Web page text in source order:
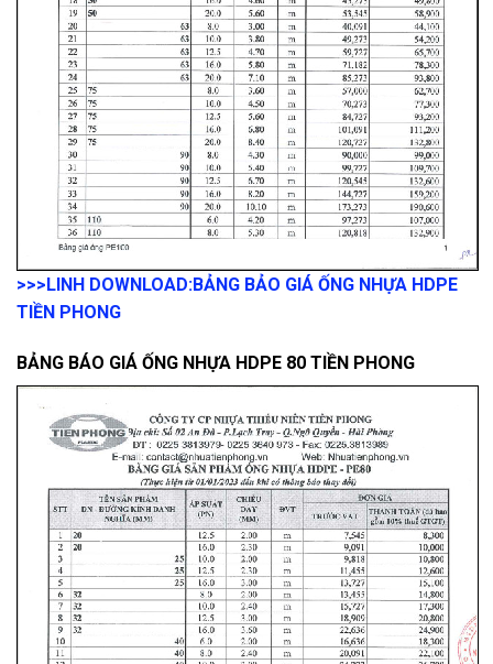
>>>LINH DOWNLOAD:BẢNG BẢO GIÁ ỐNG NHỰA HDPE
TIỀN PHONG
BẢNG BÁO GIÁ ỐNG NHỰA HDPE 80 TIỀN PHONG